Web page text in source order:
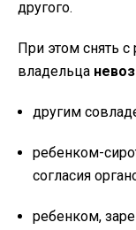
другого.
При этом снять
владельца
другим
ребенком-
согласия
ребенком,